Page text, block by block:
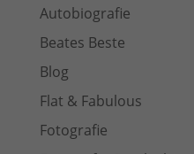
Autobiografie
Beates Beste
Blog
Flat & Fabulous
Fotografie